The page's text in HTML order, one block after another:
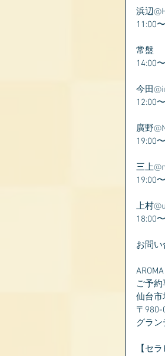
浜辺
11:00
常盤
14:00
今田
12:00
廣野
19:00
三上
19:00
上村
18:00
お問
ご予
仙台市
〒
グラン
【セ